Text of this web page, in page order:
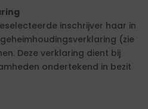
inschrijver haar in
(zie
Deze verklaring dient bij
ondertekend in bezit